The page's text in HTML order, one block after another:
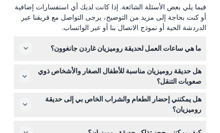
فيما يلي بعض الأسئلة الشائعة. إذا كانت لديك أي استفسارات إضافية
أو كنت بحاجة إلى مزيد من التوضيح، يرجى التواصل مع فريقنا عبر
الدردشة الحية أو نموذج الاتصال بنا أو عبر الواتساب.
ما هي ساعات العمل لحديقة روميزيان غاردن جانغوون؟
مع آخر دخول قبل ساعة من الإغلاق، وتغلق يوم الثلاثاء (قد
تتغير، يرجى التأكد عند الحجز).
هل حديقة روميزيان مناسبة للأطفال الصغار والأشخاص ذوي
صعوبات التنقل؟
الأطفال من عمر 0 إلى 7 سنوات يدخلون مجانًا، ولكن الحديقة
غير مفضلة للأشخاص ذوي القدرة الحركية المحدودة أو الذين
يستخدمون الكراسي المتحركة بسبب تضاريس المكان.
هل يمكنني إحضار الطعام والشراب الخاص بي إلى حديقة
روميزيان؟